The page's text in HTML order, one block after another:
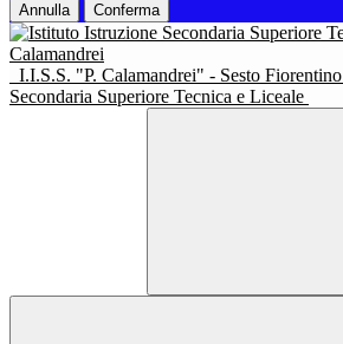
Annulla Conferma
I.I.S.S. "P. Calamandrei" - Sesto Fiorentino
Secondaria Superiore Tecnica e Liceale